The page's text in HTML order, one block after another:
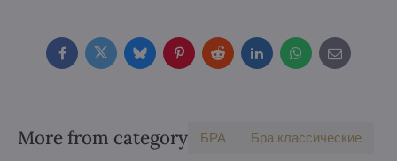
FacebookTwitterBlueskyPinterestRedditLinkedInWhatsApp
E-
mail
More from category БPA Бра классические